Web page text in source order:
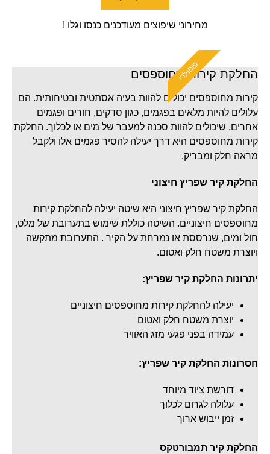
מחירוני שיפוצים מעודכנים כנסו וגלו !
פופולרי
החלקת קירות מחוספסים
קירות מחוספסים יכולים להוות בעיה אסתטית ובטיחותית. הם
עלולים להיות מלאים בפגמים, כגון סדקים, חורים ופגמים
אחרים, שיכולים להוות סכנה למעבר של מים או לכלוך. החלקת
קירות מחוספסים היא דרך יעילה להסיר פגמים אלו ולקבל
מראה חלק ומבריק.
החלקת קיר שפריץ חיצוני
החלקת קיר שפריץ חיצוני היא שיטה יעילה להחלקת קירות
מחוספסים חיצוניים. השיטה כוללת שימוש בתערובת של מלט,
חול ומים, שנרססת או נמרחת על הקיר . התערובת מתקשה
ויוצרת משטח חלק ואטום.
יתרונות החלקת קיר שפריץ:
יעילה להחלקת קירות מחוספסים חיצוניים
יוצרת משטח חלק ואטום
עמידה בפני פגעי מזג האוויר
חסרונות החלקת קיר שפריץ:
דורשת ציוד מיוחד
עלולה לגרום לכלוך
זמן ייבוש ארוך
החלקת קיר תמבורטקס